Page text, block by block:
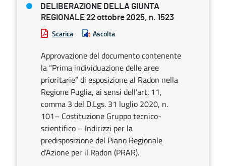
DELIBERAZIONE DELLA GIUNTA
REGIONALE 22 ottobre 2025, n. 1523
Scarica Ascolta
Approvazione del documento contenente
la “Prima individuazione delle aree
prioritarie” di esposizione al Radon nella
Regione Puglia, ai sensi dell’art. 11,
comma 3 del D.Lgs. 31 luglio 2020, n.
101– Costituzione Gruppo tecnico-
scientifico – Indirizzi per la
predisposizione del Piano Regionale
d’Azione per il Radon (PRAR).